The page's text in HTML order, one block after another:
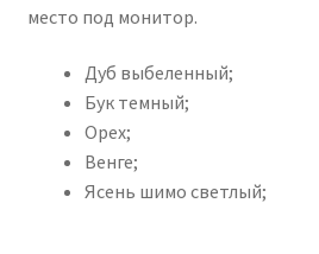
место под монитор.
Дуб выбеленный;
Бук темный;
Орех;
Венге;
Ясень шимо светлый;